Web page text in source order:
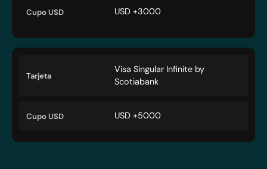
USD +3000
Visa Singular Infinite by
Scotiabank
USD +5000